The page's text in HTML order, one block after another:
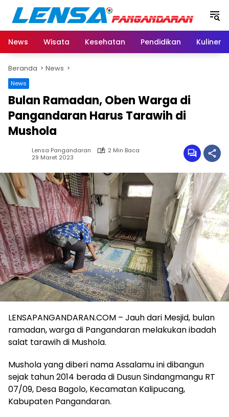
Langsung
konten
News
Wisata Kesehatan Pendidikan Kuliner
Beranda News
News
Bulan Ramadan, Oben Warga di
Pangandaran Harus Tarawih di
Mushola
Lensa Pangandaran
2 Min Baca
29 Maret 2023
LENSAPANGANDARAN.COM – Jauh dari Mesjid, bulan
ramadan, warga di Pangandaran melakukan ibadah
salat tarawih di Mushola.
Mushola yang diberi nama Assalamu ini dibangun
sejak tahun 2014 berada di Dusun Sindangmangu RT
07/09, Desa Bagolo, Kecamatan Kalipucang,
Kabupaten Pangandaran.